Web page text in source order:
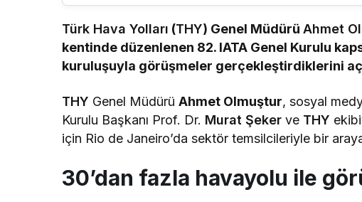
Türk Hava Yolları (THY) Genel MüdürüAhmet
kentinde düzenlenen 82. IATA Genel Kurulu
kuruluşuyla görüşmeler gerçekleştirdiklerini
THY Genel MüdürüAhmet Olmuştur, sosyal
Kurulu Başkanı Prof. Dr. Murat Şeker ve THY
için Rio de Janeiro’da sektör temsilcileriyle bir
30’dan fazla havayolu ile